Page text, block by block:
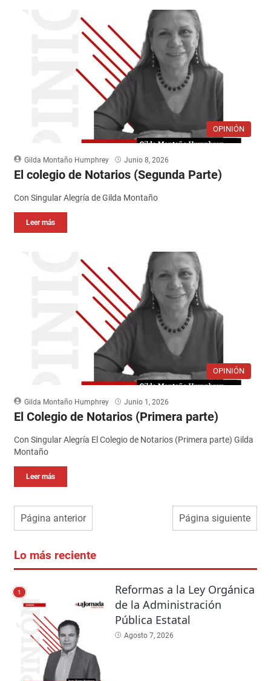
OPINIÓN
Gilda Montaño Humphrey Junio 8, 2026
El colegio de Notarios (Segunda Parte)
Con Singular Alegría de Gilda Montaño
Leer más
OPINIÓN
Gilda Montaño Humphrey Junio 1, 2026
El Colegio de Notarios (Primera parte)
Con Singular Alegría El Colegio de Notarios (Primera parte) Gilda
Montaño
Leer más
Página anterior Página siguiente
Lo más reciente
1
Reformas a la Ley Orgánica
de la Administración
Pública Estatal
Agosto 7, 2026